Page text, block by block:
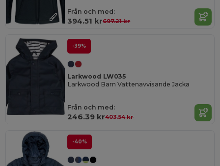
Från och med:
394.51 kr697.21 kr
-39%
Larkwood LW035
Larkwood Barn Vattenavvisande Jacka
Från och med:
246.39 kr403.54 kr
-40%